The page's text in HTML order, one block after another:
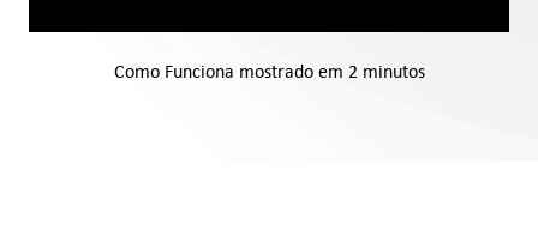
Como Funciona mostrado em 2 minutos